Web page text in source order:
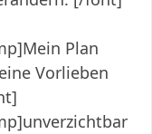
Plan
Vorlieben